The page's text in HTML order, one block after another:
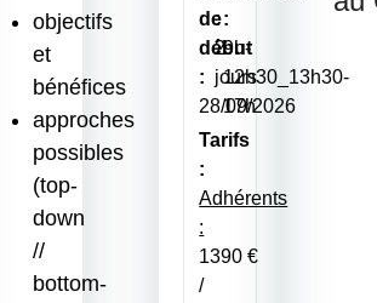
objectifs
et
bénéfices
approches
possibles
(top-
down
//
bottom-
de
début
:
28/09/2026
:
2
jours
:
9h-
12h30_13h30-
17h
Tarifs
:
Adhérents
:
1390 €
/